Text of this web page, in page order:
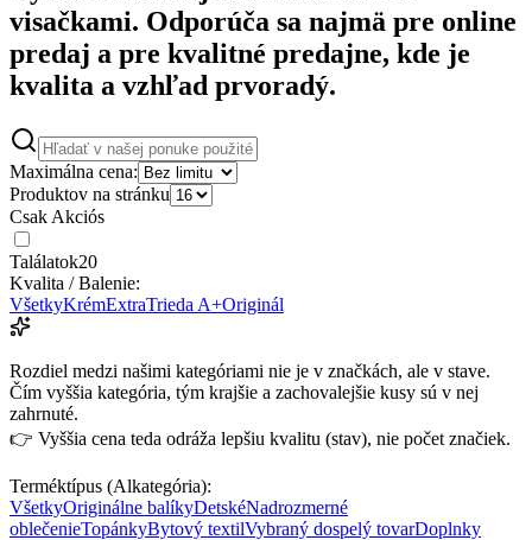
visačkami. Odporúča sa najmä pre online
predaj a pre kvalitné predajne, kde je
kvalita a vzhľad prvoradý.
Maximálna cena:
Produktov na stránku
Csak Akciós
Találatok20
Kvalita / Balenie:
VšetkyKrémExtraTrieda A+Originál
Rozdiel medzi našimi kategóriami nie je v značkách, ale v stave.
Čím vyššia kategória, tým krajšie a zachovalejšie kusy sú v nej
zahrnuté.
👉 Vyššia cena teda odráža lepšiu kvalitu (stav), nie počet značiek.
Terméktípus (Alkategória):
VšetkyOriginálne balíkyDetskéNadrozmerné
oblečenieTopánkyBytový textilVybraný dospelý tovarDoplnky